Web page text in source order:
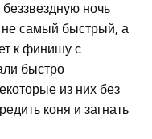
ночь
не самый быстрый, а
к финишу с
быстро
из них без
коня и загнать